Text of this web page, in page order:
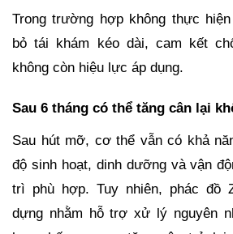
Trong trường hợp không thực
bỏ tái khám kéo dài, cam kết
không còn hiệu lực áp dụng.
Sau 6 tháng có thể tăng cân lại
Sau hút mỡ, cơ thể vẫn có khả
độ sinh hoạt, dinh dưỡng và vận
trì phù hợp. Tuy nhiên, phác đồ
dựng nhằm hỗ trợ xử lý nguyên